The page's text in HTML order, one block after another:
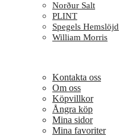
Norður Salt
PLINT
Spegels Hemslöjd
William Morris
Kontakta oss
Om oss
Köpvillkor
Ångra köp
Mina sidor
Mina favoriter